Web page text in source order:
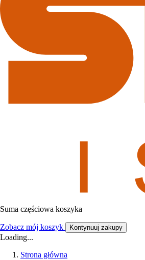
Suma częściowa koszyka
Zobacz mój koszyk Kontynuuj zakupy
Loading...
Strona główna